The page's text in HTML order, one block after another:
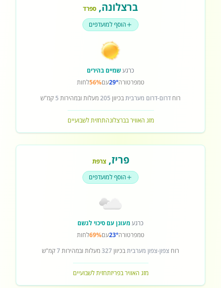
ברצלונה, ספרד
הוסף למועדפים
כרגעשמיים בהירים
טמפרטורה29°עם56%לחות
רוח דרום-דרום מערביתבכיוון 205מעלות ובמהירות 5 קמ"ש
מזג האוויר בברצלונהתחזית לשבועיים
פריז,צרפת
הוסף למועדפים
כרגעמעונן עם סיכוי לגשם
טמפרטורה23°עם69%לחות
רוח צפון-צפון מערביתבכיוון327מעלות ובמהירות7קמ"ש
מזג האוויר בפריזתחזית לשבועיים